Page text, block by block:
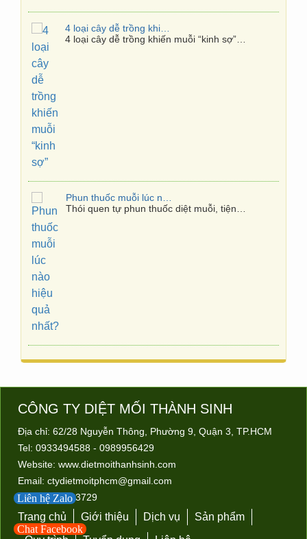
Diệt mối phải được hiểu là phải diệt cả…
CÔNG TY DIỆT MỐI THÀNH SINH
Địa chỉ: 62/28 Nguyễn Thông, Phường 9, Quận 3, TP.HCM
Tel: 0933494588 - 0989956429
Website: www.dietmoithanhsinh.com
Email: ctydietmoitphcm@gmail.com
MST: 0313603729
Trang chủ Giới thiệu Dịch vụ
Sản phẩm
Liên hệ Zalo
Chat Facebook